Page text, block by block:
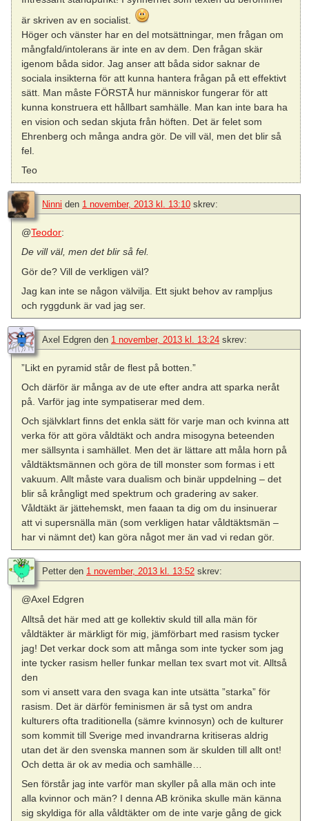
är skriven av en socialist.
Höger och vänster har en del motsättningar, men frågan om
mångfald/intolerans är inte en av dem. Den frågan skär
igenom båda sidor. Jag anser att båda sidor saknar de
sociala insikterna för att kunna hantera frågan på ett effektivt
sätt. Man måste FÖRSTÅ hur människor fungerar för att
kunna konstruera ett hållbart samhälle. Man kan inte bara ha
en vision och sedan skjuta från höften. Det är felet som
Ehrenberg och många andra gör. De vill väl, men det blir så
fel.
Teo
Ninni den 1 november, 2013 kl. 13:10 skrev:
@Teodor:
De vill väl, men det blir så fel.
Gör de? Vill de verkligen väl?
Jag kan inte se någon välvilja. Ett sjukt behov av rampljus
och ryggdunk är vad jag ser.
Axel Edgren den 1 november, 2013 kl. 13:24 skrev:
”Likt en pyramid står de flest på botten.”
Och därför är många av de ute efter andra att sparka neråt
på. Varför jag inte sympatiserar med dem.
Och självklart finns det enkla sätt för varje man och kvinna att
verka för att göra våldtäkt och andra misogyna beteenden
mer sällsynta i samhället. Men det är lättare att måla horn på
våldtäktsmännen och göra de till monster som formas i ett
vakuum. Allt måste vara dualism och binär uppdelning – det
blir så krångligt med spektrum och gradering av saker.
Våldtäkt är jättehemskt, men faaan ta dig om du insinuerar
att vi supersnälla män (som verkligen hatar våldtäktsmän –
har vi nämnt det) kan göra något mer än vad vi redan gör.
Petter den 1 november, 2013 kl. 13:52 skrev:
@Axel Edgren
Alltså det här med att ge kollektiv skuld till alla män för
våldtäkter är märkligt för mig, jämförbart med rasism tycker
jag! Det verkar dock som att många som inte tycker som jag
inte tycker rasism heller funkar mellan tex svart mot vit. Alltså
den
som vi ansett vara den svaga kan inte utsätta ”starka” för
rasism. Det är därför feminismen är så tyst om andra
kulturers ofta traditionella (sämre kvinnosyn) och de kulturer
som kommit till Sverige med invandrarna kritiseras aldrig
utan det är den svenska mannen som är skulden till allt ont!
Och detta är ok av media och samhälle…
Sen förstår jag inte varför man skyller på alla män och inte
alla kvinnor och män? I denna AB krönika skulle män känna
sig skyldiga för alla våldtäkter om de inte varje gång de gick